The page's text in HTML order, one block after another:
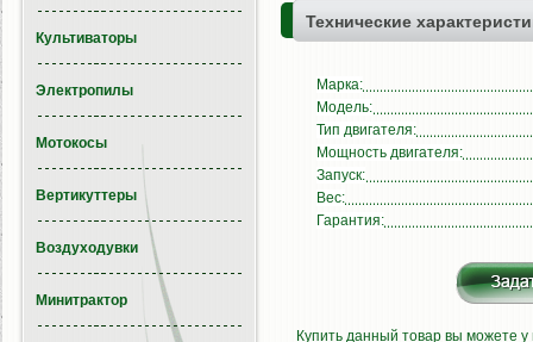
Технические
Марка:
Модель:
Тип двигателя:
Мощность двигателя:
Запуск:
Вес:
Гарантия:
Купить данный товар вы можете
Культиваторы
Электропилы
Мотокосы
Вертикуттеры
Воздуходувки
Минитрактор